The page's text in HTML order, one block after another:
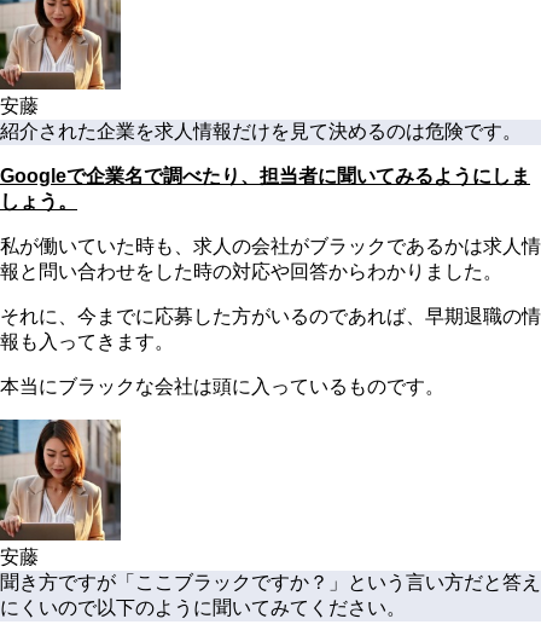
安藤
紹介された企業を求人情報だけを見て決めるのは危険です。
Googleで企業名で調べたり、担当者に聞いてみるようにしま
しょう。
私が働いていた時も、求人の会社がブラックであるかは求人情
報と問い合わせをした時の対応や回答からわかりました。
それに、今までに応募した方がいるのであれば、早期退職の情
報も入ってきます。
本当にブラックな会社は頭に入っているものです。
安藤
聞き方ですが「ここブラックですか？」という言い方だと答え
にくいので以下のように聞いてみてください。